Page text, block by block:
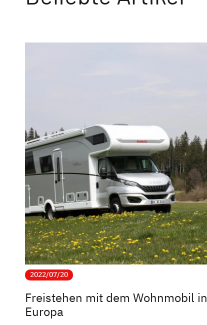
2022/07/20
Freistehen mit dem Wohnmobil in
Europa